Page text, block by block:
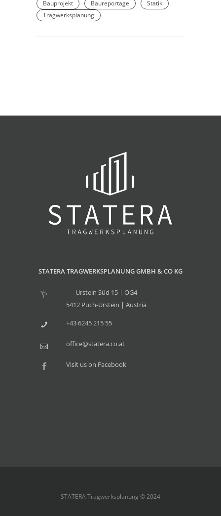
Bauprojekt Baureportage
Statik
Tragwerksplanung
STATERA TRAGWERKSPLANUNG GMBH & CO KG
Urstein Süd 15 | OG4
5412 Puch-Urstein | Austria
+43 6245 215 55
office@statera.co.at
Visit us on Facebook
STATERA Tragwerksplanung © 2024